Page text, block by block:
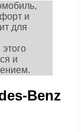
и
для
и
Benz